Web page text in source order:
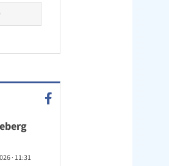
· 11:31